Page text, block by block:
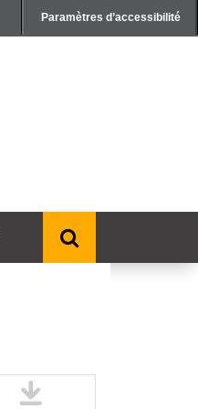
Paramètres d’accessibilité